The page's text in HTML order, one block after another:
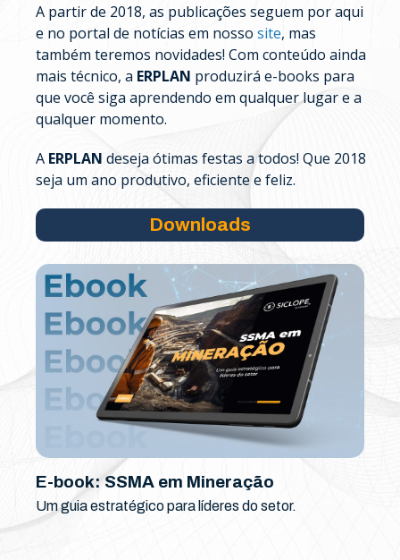
A partir de 2018, as publicações seguem por aqui
e no portal de notícias em nosso site, mas
também teremos novidades! Com conteúdo ainda
mais técnico, a ERPLAN produzirá e-books para
que você siga aprendendo em qualquer lugar e a
qualquer momento.
A ERPLAN deseja ótimas festas a todos! Que 2018
seja um ano produtivo, eficiente e feliz.
Downloads
E-book: SSMA em Mineração
Um guia estratégico para líderes do setor.